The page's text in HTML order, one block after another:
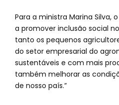
Para a ministra Marina Silva,
a promover inclusão social
tanto os pequenos
do setor empresarial do
sustentáveis e com mais
também melhorar as
de nosso país.”